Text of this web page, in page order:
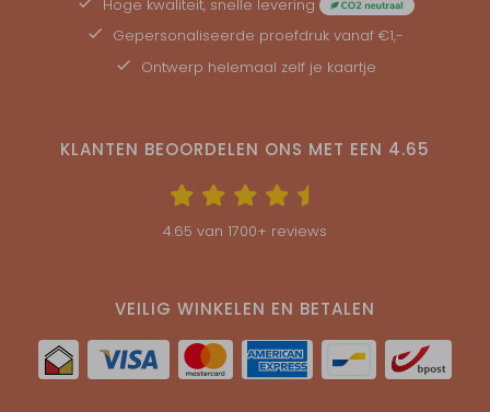
Hoge kwaliteit, snelle levering
Gepersonaliseerde proefdruk vanaf €1,-
Ontwerp helemaal zelf je kaartje
KLANTEN BEOORDELEN ONS MET EEN 4.65
4.65 van 1700+ reviews
VEILIG WINKELEN EN BETALEN